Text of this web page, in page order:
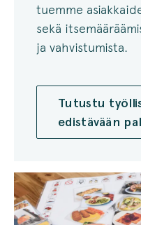
tuemme
sekä
ja vahvistumista.
Tutustu
edistävään